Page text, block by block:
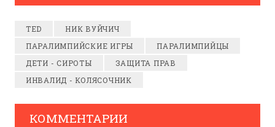
TED
НИК ВУЙЧИЧ
ПАРАЛИМПИЙСКИЕ ИГРЫ
ПАРАЛИМПИЙЦЫ
ДЕТИ - СИРОТЫ
ЗАЩИТА ПРАВ
ИНВАЛИД - КОЛЯСОЧНИК
КОММЕНТАРИИ